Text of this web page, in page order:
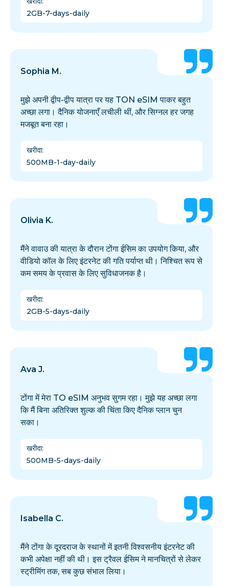
2GB-7-days-daily
Sophia M.
मुझे अपनी द्वीप-द्वीप यात्रा पर यह TON eSIM पाकर बहुत
अच्छा लगा। दैनिक योजनाएँ लचीली थीं, और सिग्नल हर जगह
मजबूत बना रहा।
खरीदा:
500MB-1-day-daily
Olivia K.
मैंने वावाउ की यात्रा के दौरान टोंगा ईसिम का उपयोग किया, और
वीडियो कॉल के लिए इंटरनेट की गति पर्याप्त थी। निश्चित रूप से
कम समय के प्रवास के लिए सुविधाजनक है।
खरीदा:
2GB-5-days-daily
Ava J.
टोंगा में मेरा TO eSIM अनुभव सुगम रहा। मुझे यह अच्छा लगा
कि मैं बिना अतिरिक्त शुल्क की चिंता किए दैनिक प्लान चुन
सका।
खरीदा:
500MB-5-days-daily
Isabella C.
मैंने टोंगा के दूरदराज के स्थानों में इतनी विश्वसनीय इंटरनेट की
कभी अपेक्षा नहीं की थी। इस ट्रैवल ईसिम ने मानचित्रों से लेकर
स्ट्रीमिंग तक, सब कुछ संभाल लिया।